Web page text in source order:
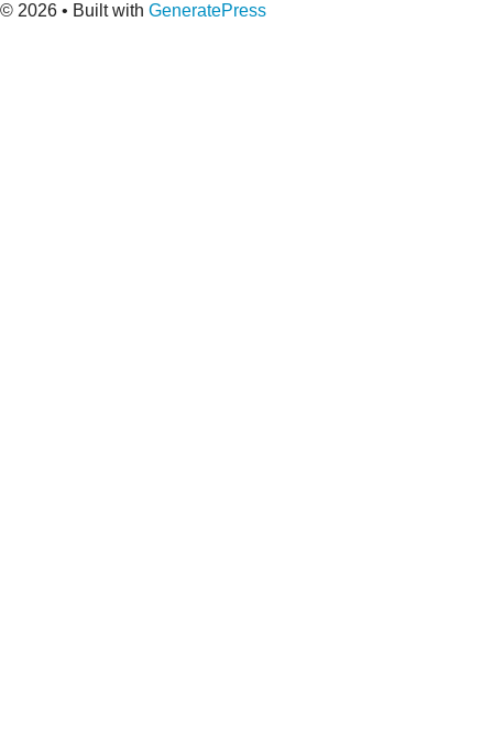
© 2026 • Built with GeneratePress